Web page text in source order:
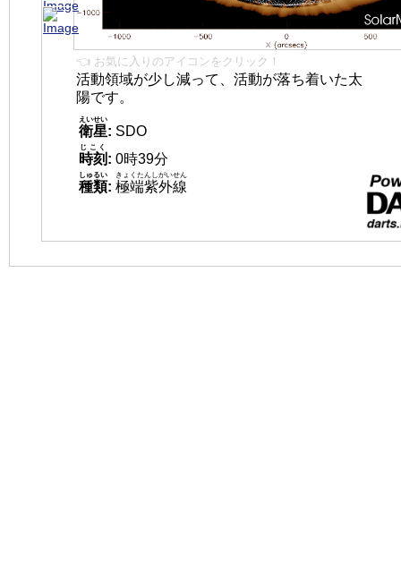
👈 お気に入りのアイコンをクリック！
活動領域が少し減って、活動が落ち着いた太
陽です。
衛星
えいせい
: SDO
時刻
じこく
: 0時39分
種類
しゅるい
: 極端紫外線
きょくたんしがいせん